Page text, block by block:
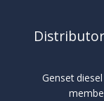
Genset